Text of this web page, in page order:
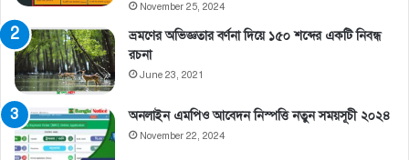
November 25, 2024
ভ্রমণের অভিজ্ঞতার বর্ণনা দিয়ে ১৫০ শব্দের একটি নিবন্ধ
রচনা
June 23, 2021
অনলাইন এমপিও আবেদন নিস্পত্তি নতুন সময়সূচী ২০২৪
November 22, 2024